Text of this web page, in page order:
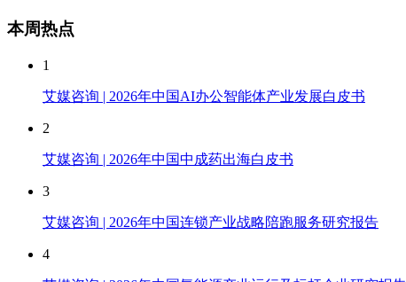
本周热点
1
艾媒咨询 | 2026年中国AI办公智能体产业发展白皮书
2
艾媒咨询 | 2026年中国中成药出海白皮书
3
艾媒咨询 | 2026年中国连锁产业战略陪跑服务研究报告
4